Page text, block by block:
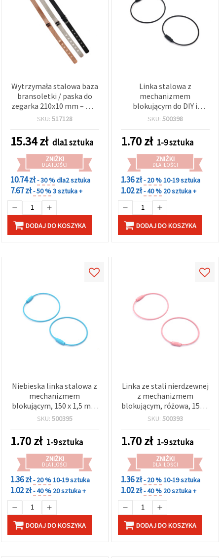
Wytrzymała stalowa baza
bransoletki / paska do
zegarka 210x10 mm – mix
kolorów, do modnych
SKU: 517128
15.34zł dla1 sztuka
ZNIŻKI
DLA ILOŚCI
10.74 zł- 30 %dla2 sztuka
7.67 zł- 50 %3 sztuka +
DODAJ DO KOSZYKA
Linka stalowa z
mechanizmem
blokującym do DIY i
rękodzieła, 150 x 1.5 mm,
SKU: 500398
1.70zł 1-9 sztuka
ZNIŻKI
DLA ILOŚCI
1.36 zł- 20 %10-19 sztuka
1.02 zł- 40 % 20 sztuka +
DODAJ DO KOSZYKA
Niebieska linka stalowa z
mechanizmem
blokującym, 150 x 1,5 mm
– DIY i rękodzieło
SKU: 500395
1.70zł 1-9 sztuka
ZNIŻKI
DLA ILOŚCI
1.36 zł- 20 %10-19 sztuka
1.02 zł- 40 % 20 sztuka +
DODAJ DO KOSZYKA
Linka ze stali nierdzewnej
z mechanizmem
blokującym, różowa, 150 x
1,5 mm
SKU: 500393
1.70zł 1-9 sztuka
ZNIŻKI
DLA ILOŚCI
1.36 zł- 20 %10-19 sztuka
1.02 zł- 40 % 20 sztuka +
DODAJ DO KOSZYKA